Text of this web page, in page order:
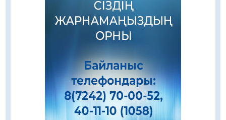
05.08.2026
«Қайрат» Чемпиондар лигасының іріктеуінде
«Левскиге» есе жіберді
«Ұлттық нақыш – заманауи панно» атты
шеберлік сағаты өтті